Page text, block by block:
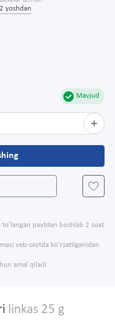
2 yoshdan
Mavjud
paytdan boshlab 2 soat
veb-saytda ko'rsatilganidan
amal qiladi
linkas 25 g